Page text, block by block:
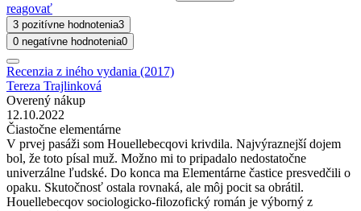
reagovať
3 pozitívne hodnotenia3
0 negatívne hodnotenia0
Recenzia z iného vydania (2017)
Tereza Trajlinková
Overený nákup
12.10.2022
Čiastočne elementárne
V prvej pasáži som Houellebecqovi krivdila. Najvýraznejší dojem
bol, že toto písal muž. Možno mi to pripadalo nedostatočne
univerzálne ľudské. Do konca ma Elementárne častice presvedčili o
opaku. Skutočnosť ostala rovnaká, ale môj pocit sa obrátil.
Houellebecqov sociologicko-filozofický román je výborný z